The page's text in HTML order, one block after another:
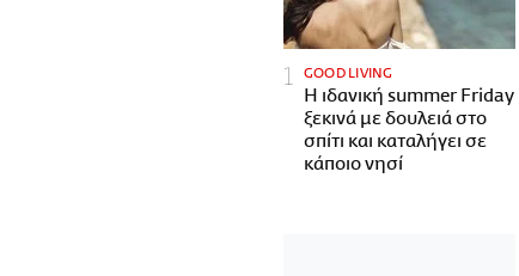
GOOD LIVING
Η ιδανική summer Friday
ξεκινά με δουλειά στο
σπίτι και καταλήγει σε
κάποιο νησί